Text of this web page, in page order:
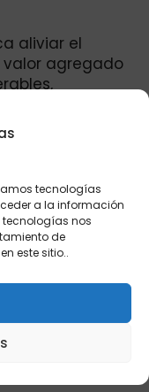
tecnologías
a la información
tecnologías nos
de
este sitio..
aliviar el
agregado
sus
estás
de
el
o los
ciudadanía a
Si apareces
de pago
para